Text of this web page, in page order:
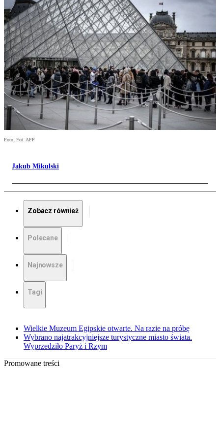
Foto: Fot. AFP
Jakub Mikulski
Zobacz również
Polecane
Najnowsze
Tagi
Wielkie Muzeum Egipskie otwarte. Na razie na próbę
Wybrano najatrakcyjniejsze turystyczne miasto świata.
Wyprzedziło Paryż i Rzym
Promowane treści